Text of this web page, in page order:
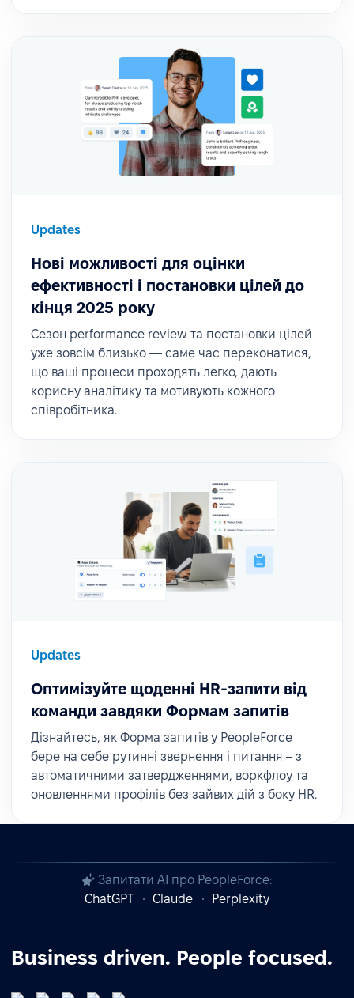
Updates
Нові можливості для оцінки
ефективності і постановки цілей до
кінця 2025 року
Сезон performance review та постановки цілей
уже зовсім близько — саме час переконатися,
що ваші процеси проходять легко, дають
корисну аналітику та мотивують кожного
співробітника.
Updates
Оптимізуйте щоденні HR-запити від
команди завдяки Формам запитів
Дізнайтесь, як Форма запитів у PeopleForce
бере на себе рутинні звернення і питання – з
автоматичними затвердженнями, воркфлоу та
оновленнями профілів без зайвих дій з боку HR.
Запитати AI про PeopleForce:
ChatGPT
Claude Perplexity
Business driven. People focused.